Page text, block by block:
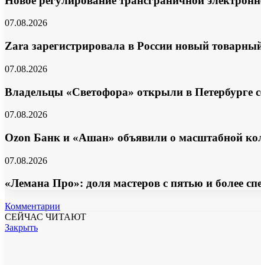
07.08.2026
Zara зарегистрировала в России новый
07.08.2026
Владельцы «Светофора» открыли в Петербурге
07.08.2026
Ozon Банк и «Ашан» объявили о масштабной
07.08.2026
«Лемана Про»: доля мастеров с пятью и более
Комментарии
СЕЙЧАС ЧИТАЮТ
Закрыть